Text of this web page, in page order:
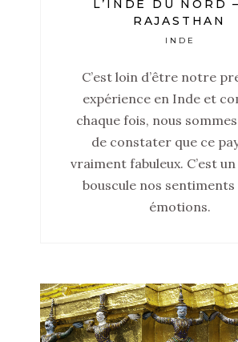
L’INDE DU NORD
RAJASTHAN
INDE
C’est loin d’être notre
expérience en Inde et
chaque fois, nous
de constater que ce
vraiment fabuleux. C’est
bouscule nos sentiments
émotions.